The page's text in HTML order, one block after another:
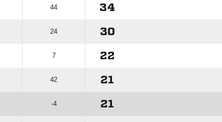
44 34
24 30
7 22
42 21
-4 21